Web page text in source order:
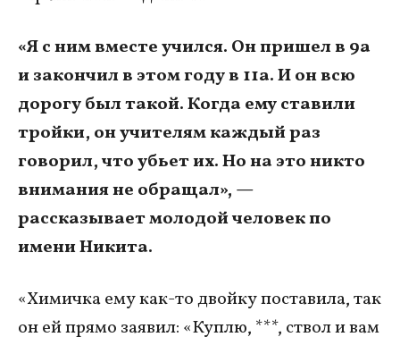
«Я с ним вместе учился. Он пришел в 9а
и закончил в этом году в 11а. И он всю
дорогу был такой. Когда ему ставили
тройки, он учителям каждый раз
говорил, что убьет их. Но на это никто
внимания не обращал», —
рассказывает молодой человек по
имени Никита.
«Химичка ему как-то двойку поставила, так
он ей прямо заявил: «Куплю, ***, ствол и вам